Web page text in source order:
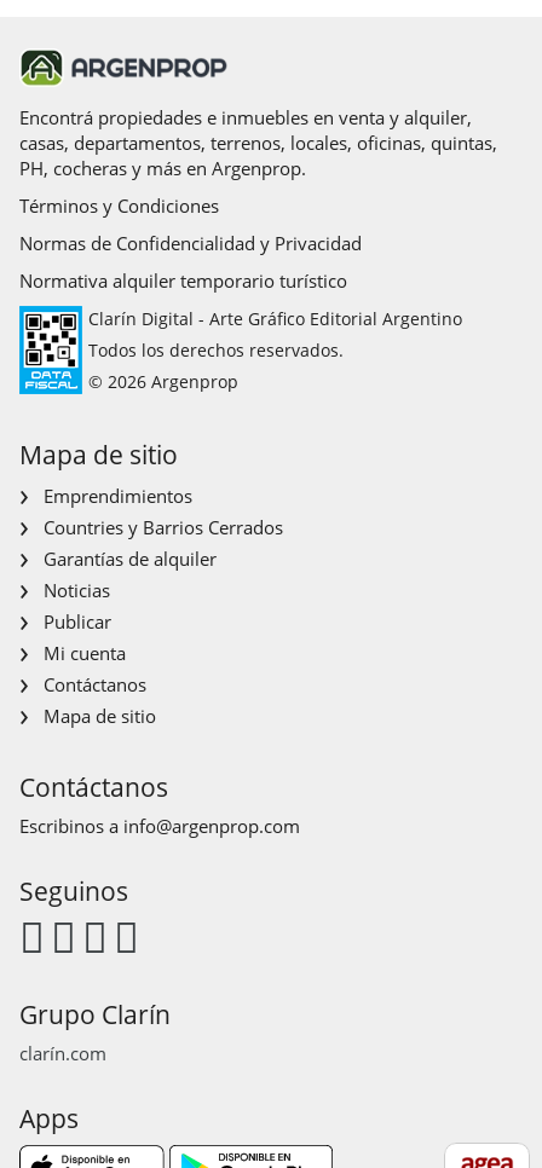
Encontrá propiedades e inmuebles en venta y alquiler,
casas, departamentos, terrenos, locales, oficinas, quintas,
PH, cocheras y más en Argenprop.
Términos y Condiciones
Normas de Confidencialidad y Privacidad
Normativa alquiler temporario turístico
Clarín Digital - Arte Gráfico Editorial Argentino
Todos los derechos reservados.
© 2026 Argenprop
Mapa de sitio
Emprendimientos
Countries y Barrios Cerrados
Garantías de alquiler
Noticias
Publicar
Mi cuenta
Contáctanos
Mapa de sitio
Contáctanos
Escribinos a info@argenprop.com
Seguinos
Grupo Clarín
clarín.com
Apps